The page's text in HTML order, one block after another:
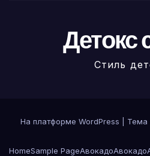
Детокс
Стиль
На платформе WordPress Тема
HomeSample PageАвокадоАвокадо